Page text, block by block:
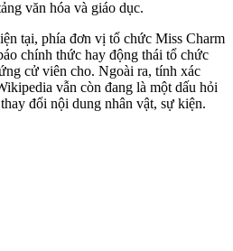
văn hóa và giáo dục.
tại, phía đơn vị tổ chức Miss Charm
chính thức hay động thái tổ chức
cử viên cho. Ngoài ra, tính xác
vẫn còn đang là một dấu hỏi
đổi nội dung nhân vật, sự kiện.